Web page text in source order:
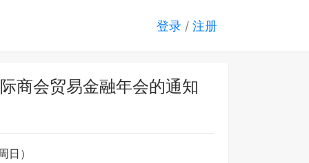
登录 / 注册
商会贸易金融年会的通知
）